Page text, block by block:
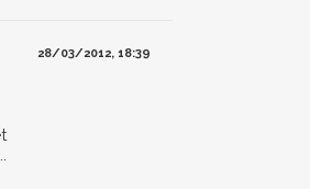
28/03/2012, 18:39